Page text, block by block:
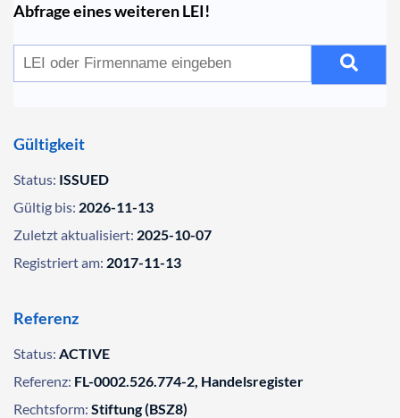
Abfrage eines weiteren LEI!
Gültigkeit
Status: ISSUED
Gültig bis: 2026-11-13
Zuletzt aktualisiert: 2025-10-07
Registriert am: 2017-11-13
Referenz
Status: ACTIVE
Referenz: FL-0002.526.774-2, Handelsregister
Rechtsform: Stiftung (BSZ8)